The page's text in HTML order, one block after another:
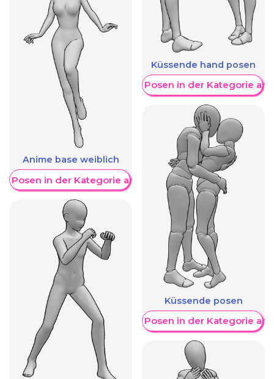
Anime base weiblich
Posen in der Kategorie anzeigen
Küssende hand posen
Weitere Posen in der Kategorie
Küssende posen
Weitere Posen in der Kategorie